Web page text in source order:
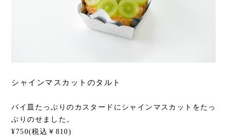
シャインマスカットのタルト
パイ皿たっぷりのカスタードにシャインマスカットをたっ
ぷりのせました。
¥750(税込￥810)